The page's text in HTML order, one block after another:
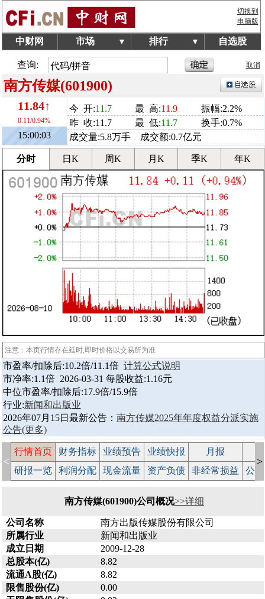
切换到
电脑版
中财网 市场 ▼ 排行 ▼ 自选股
查询: 取消
南方传媒(601900)
11.84↑
0.11/0.94%
15:00:03
今 开:11.7 最 高:11.9
振幅:2.2%
昨 收:11.7
最 低:11.7
换手:0.7%
成交量:5.8万手 成交额:0.7亿元
分时 日K 周K 月K 季K 年K
注意：本页行情存在延时,即时价格以交易所为准
市盈率/扣除后:10.2倍/11.1倍 计算公式说明
市净率:1.1倍 2026-03-31 每股收益:1.16元
中位市盈率/扣除后:17.9倍/15.9倍
行业:新闻和出版业
2026年07月15日最新公告： 南方传媒2025年年度权益分派实施
公告(更多)
<
行情首页 财务指标 业绩预告 业绩快报 月报
研报一览
利润分配 现金流量 资产负债 非经常损益 公
>
南方传媒(601900)公司概况>>详细
公司名称
南方出版传媒股份有限公司
所属行业
新闻和出版业
成立日期
2009-12-28
总股本(亿)
8.82
流通A股(亿)
8.82
限售股份(亿)
0.00